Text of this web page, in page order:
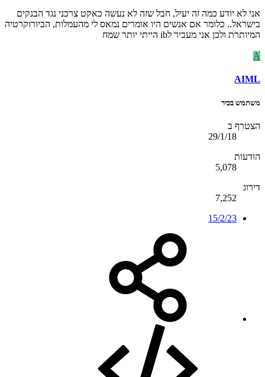
אני לא יודע כמה זה יעיל, חבל שזה לא נעשה כאקט צרכני נגד הבנקים
בישראל.. כלומר אם אנשים היו אומרים נמאס לי מהעמלות, הביורוקרטיה
המיותרת ולכן אני מעביר לib הייתי יותר שמח
A
AIML
משתמש בכיר
הצטרף ב
29/1/18
הודעות
5,078
דירוג
7,252
15/2/23